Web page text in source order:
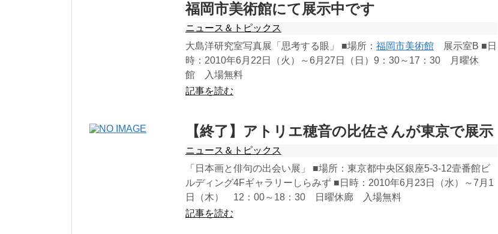
福岡市美術館にて展示中です
ニュース＆トピックス
大島洋研究室写真展「思考する眼」 ■場所： 福岡市美術館 展示室B ■日
時：2010年6月22日（火）～6月27日（日）9：30～17：30 月曜休
館 入場無料
記事を読む
【終了】アトリエ穂音の比佐さんが東京で展示
ニュース＆トピックス
「日本画と俳句の出会い展」 ■場所：東京都中央区銀座5-3-12壹番館ビ
ルディング4Fギャラリーしらみず ■日時：2010年6月23日（水）～7月1
日（木） 12：00～18：30 日曜休廊 入場無料
記事を読む